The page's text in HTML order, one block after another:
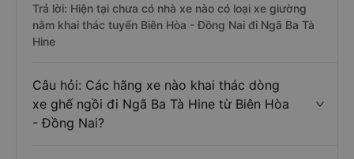
Trả lời: Hiện tại chưa có nhà xe nào có loại xe giường
nằm khai thác tuyến Biên Hòa - Đồng Nai đi Ngã Ba Tà
Hine
Câu hỏi: Các hãng xe nào khai thác dòng
xe ghế ngồi đi Ngã Ba Tà Hine từ Biên Hòa
- Đồng Nai?